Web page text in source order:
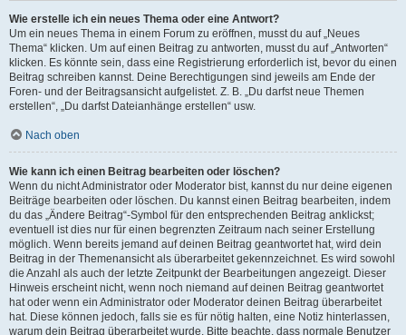
Wie erstelle ich ein neues Thema oder eine Antwort?
Um ein neues Thema in einem Forum zu eröffnen, musst du auf „Neues
Thema“ klicken. Um auf einen Beitrag zu antworten, musst du auf „Antworten“
klicken. Es könnte sein, dass eine Registrierung erforderlich ist, bevor du einen
Beitrag schreiben kannst. Deine Berechtigungen sind jeweils am Ende der
Foren- und der Beitragsansicht aufgelistet. Z. B. „Du darfst neue Themen
erstellen“, „Du darfst Dateianhänge erstellen“ usw.
Nach oben
Wie kann ich einen Beitrag bearbeiten oder löschen?
Wenn du nicht Administrator oder Moderator bist, kannst du nur deine eigenen
Beiträge bearbeiten oder löschen. Du kannst einen Beitrag bearbeiten, indem
du das „Ändere Beitrag“-Symbol für den entsprechenden Beitrag anklickst;
eventuell ist dies nur für einen begrenzten Zeitraum nach seiner Erstellung
möglich. Wenn bereits jemand auf deinen Beitrag geantwortet hat, wird dein
Beitrag in der Themenansicht als überarbeitet gekennzeichnet. Es wird sowohl
die Anzahl als auch der letzte Zeitpunkt der Bearbeitungen angezeigt. Dieser
Hinweis erscheint nicht, wenn noch niemand auf deinen Beitrag geantwortet
hat oder wenn ein Administrator oder Moderator deinen Beitrag überarbeitet
hat. Diese können jedoch, falls sie es für nötig halten, eine Notiz hinterlassen,
warum dein Beitrag überarbeitet wurde. Bitte beachte, dass normale Benutzer